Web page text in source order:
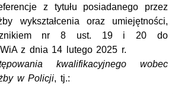
z tytułu posiadanego przez
wykształcenia oraz umiejętności,
nr 8 ust. 19 i 20 do
z dnia 14 lutego 2025 r.
kwalifikacyjnego wobec
w Policji, tj.: